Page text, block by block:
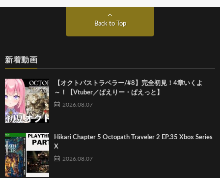
Back to Top
新着動画
【オクトパストラベラー/#8】完全初見！4章いくよ
～！【Vtuber／ぱえりー・ぱえっと】
2026.08.07
Hikari Chapter 5 Octopath Traveler 2 EP.35 Xbox Series
X
2026.08.07